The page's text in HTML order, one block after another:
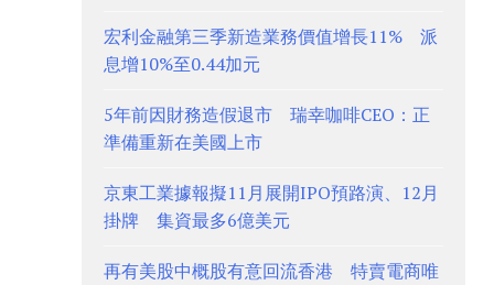
宏利金融第三季新造業務價值增長11% 派
息增10%至0.44加元
5年前因財務造假退市 瑞幸咖啡CEO：正
準備重新在美國上市
京東工業據報擬11月展開IPO預路演、12月
掛牌 集資最多6億美元
再有美股中概股有意回流香港 特賣電商唯